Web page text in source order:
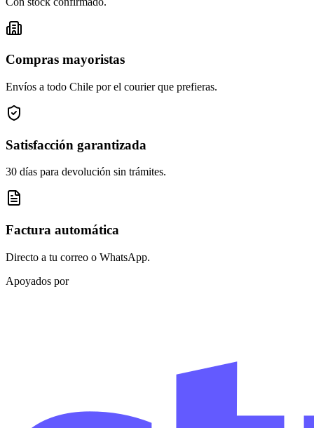
Compras mayoristas
Envíos a todo Chile por el courier que prefieras.
Satisfacción garantizada
30 días para devolución sin trámites.
Factura automática
Directo a tu correo o WhatsApp.
Apoyados por